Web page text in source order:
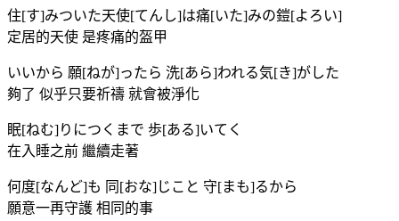
住[す]みついた天使[てんし]は痛[いた]みの鎧[よろい]
定居的天使 是疼痛的盔甲
いいから 願[ねが]ったら 洗[あら]われる気[き]がした
夠了 似乎只要祈禱 就會被淨化
眠[ねむ]りにつくまで 歩[ある]いてく
在入睡之前 繼續走著
何度[なんど]も 同[おな]じこと 守[まも]るから
願意一再守護 相同的事